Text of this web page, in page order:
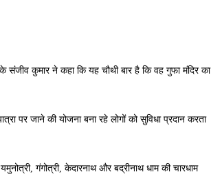
के संजीव कुमार ने कहा कि यह चौथी बार है कि वह गुफा मंदिर का
पर जाने की योजना बना रहे लोगों को सुविधा प्रदान करता
गंगोत्री, केदारनाथ और बद्रीनाथ धाम की चारधाम